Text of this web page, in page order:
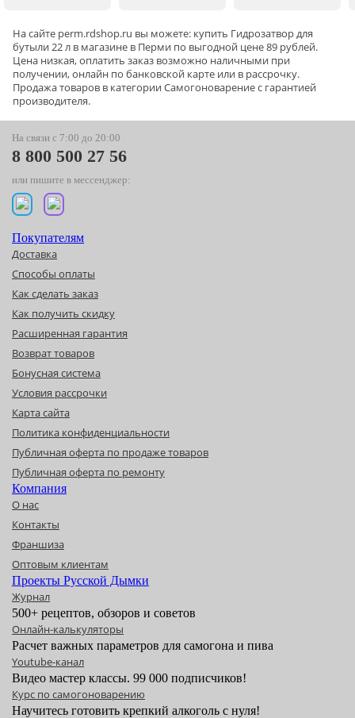
На сайте perm.rdshop.ru вы можете: купить Гидрозатвор для
бутыли 22 л в магазине в Перми по выгодной цене 89 рублей.
Цена низкая, оплатить заказ возможно наличными при
получении, онлайн по банковской карте или в рассрочку.
Продажа товаров в категорииСамогоноварениес гарантией
производителя.
На связи с 7:00 до 20:00
8 800 500 27 56
или пишите в мессенджер:
Покупателям
Доставка
Способы оплаты
Как сделать заказ
Как получить скидку
Расширенная гарантия
Возврат товаров
Бонусная система
Условия рассрочки
Карта сайта
Политика конфиденциальности
Публичная оферта по продаже товаров
Публичная оферта по ремонту
Компания
О нас
Контакты
Франшиза
Оптовым клиентам
Проекты Русской Дымки
Журнал
500+ рецептов, обзоров и советов
Онлайн-калькуляторы
Расчет важных параметров для самогона и пива
Youtube-канал
Видео мастер классы. 99 000 подписчиков!
Курс по самогоноварению
Научитесь готовить крепкий алкоголь с нуля!